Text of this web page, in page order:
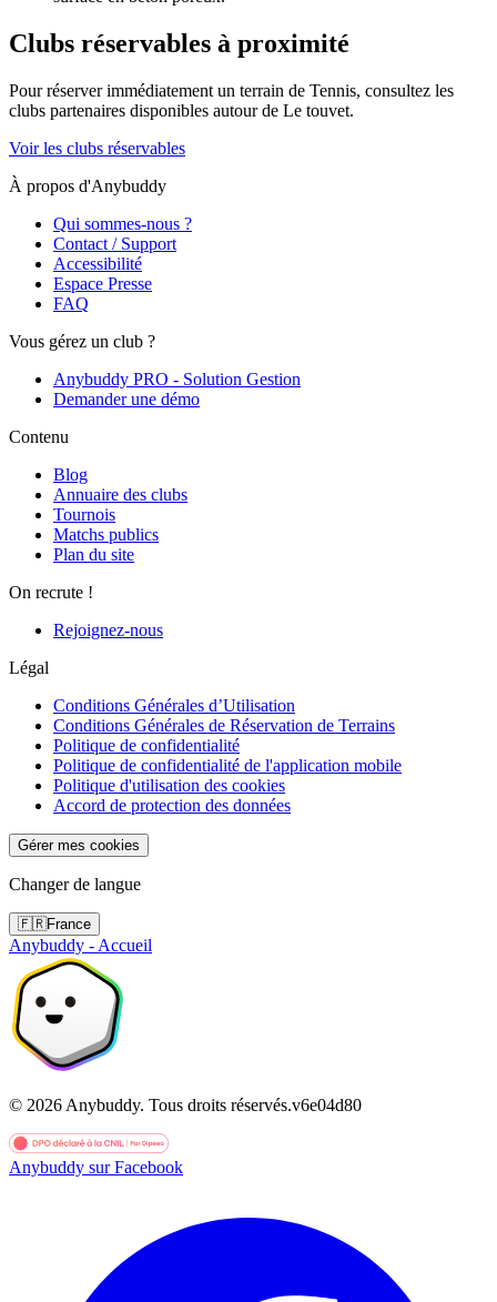
Clubs réservables à proximité
Pour réserver immédiatement un terrain de Tennis, consultez les
clubs partenaires disponibles autour de Le touvet.
Voir les clubs réservables
À propos d'Anybuddy
Qui sommes-nous ?
Contact / Support
Accessibilité
Espace Presse
FAQ
Vous gérez un club ?
Anybuddy PRO - Solution Gestion
Demander une démo
Contenu
Blog
Annuaire des clubs
Tournois
Matchs publics
Plan du site
On recrute !
Rejoignez-nous
Légal
Conditions Générales d’Utilisation
Conditions Générales de Réservation de Terrains
Politique de confidentialité
Politique de confidentialité de l'application mobile
Politique d'utilisation des cookies
Accord de protection des données
Gérer mes cookies
Changer de langue
🇫🇷France
Anybuddy - Accueil
© 2026 Anybuddy. Tous droits réservés.v6e04d80
Anybuddy sur Facebook